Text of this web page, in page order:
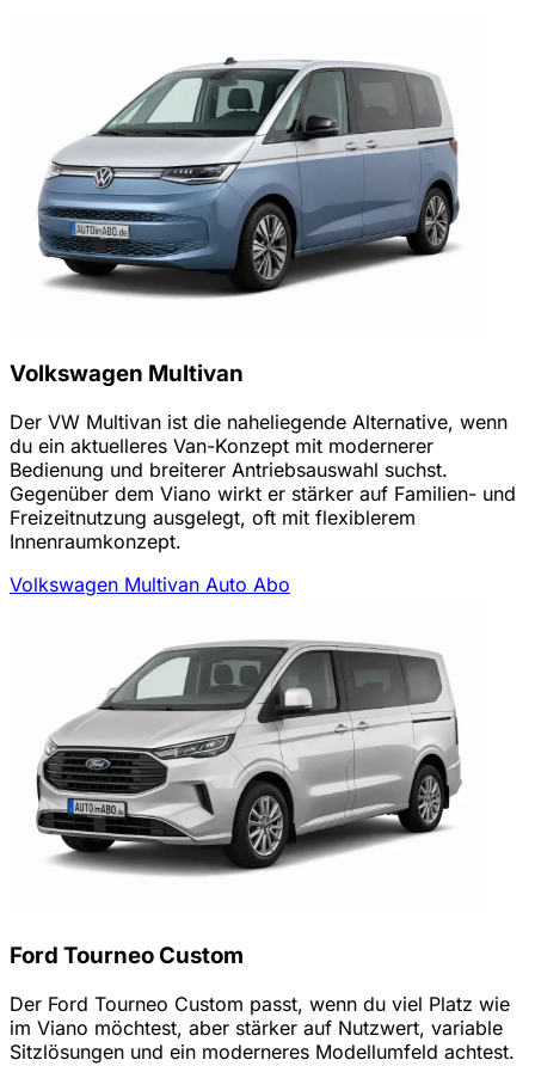
Volkswagen Multivan
Der VW Multivan ist die naheliegende Alternative, wenn
du ein aktuelleres Van-Konzept mit modernerer
Bedienung und breiterer Antriebsauswahl suchst.
Gegenüber dem Viano wirkt er stärker auf Familien- und
Freizeitnutzung ausgelegt, oft mit flexiblerem
Innenraumkonzept.
Volkswagen Multivan Auto Abo
Ford Tourneo Custom
Der Ford Tourneo Custom passt, wenn du viel Platz wie
im Viano möchtest, aber stärker auf Nutzwert, variable
Sitzlösungen und ein moderneres Modellumfeld achtest.